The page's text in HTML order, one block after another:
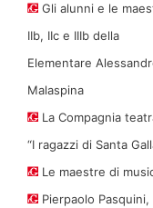
Gli alunni e le
IIb, IIc e IIIb della
Elementare
Malaspina
La Compagnia
“I ragazzi di Santa
Le maestre di
Pierpaolo